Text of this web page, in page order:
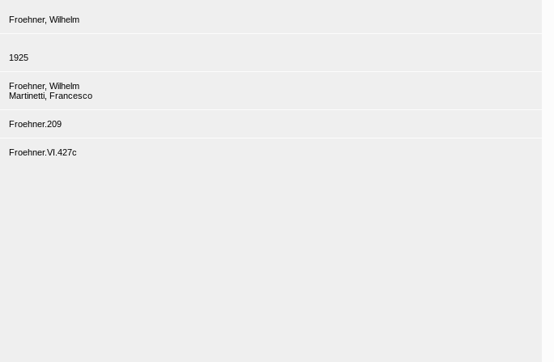
Froehner, Wilhelm
1925
Froehner, Wilhelm
Martinetti, Francesco
Froehner.209
Froehner.VI.427c